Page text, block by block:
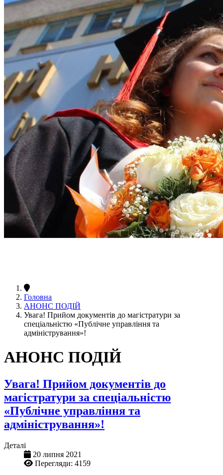
Головна
АНОНС ПОДІЙ
Увага! Прийом документів до магістратури за
спеціальністю «Публічне управління та
адміністрування»!
АНОНС ПОДІЙ
Увага! Прийом документів до
магістратури за спеціальністю
«Публічне управління та
адміністрування»!
Деталі
20 липня 2021
Перегляди: 4159